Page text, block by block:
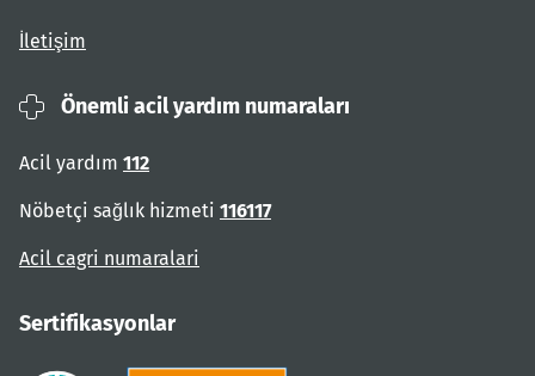
İletişim
Önemli acil yardım numaraları
Acil yardım 112
Nöbetçi sağlık hizmeti 116117
Acil cagri numaralari
Sertifikasyonlar